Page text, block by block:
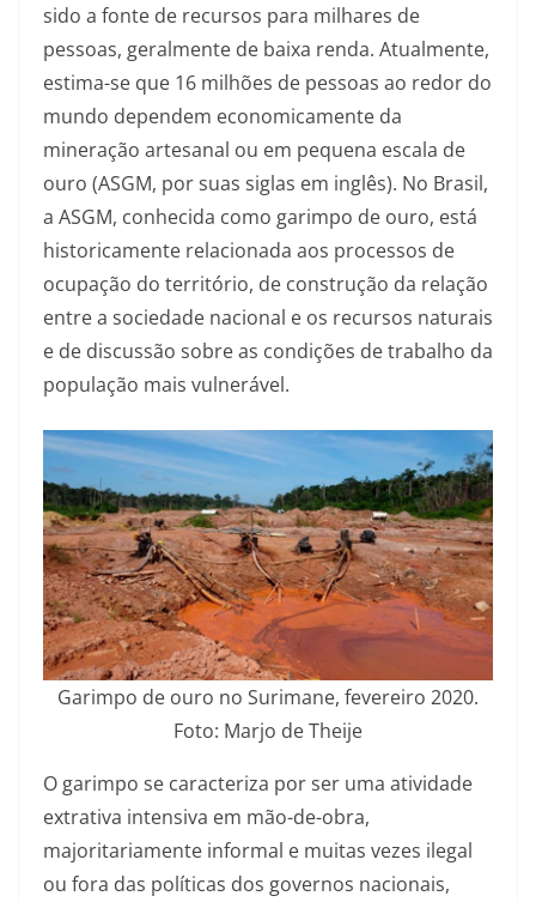
sido a fonte de recursos para milhares de
pessoas, geralmente de baixa renda. Atualmente,
estima-se que 16 milhões de pessoas ao redor do
mundo dependem economicamente da
mineração artesanal ou em pequena escala de
ouro (ASGM, por suas siglas em inglês). No Brasil,
a ASGM, conhecida como garimpo de ouro, está
historicamente relacionada aos processos de
ocupação do território, de construção da relação
entre a sociedade nacional e os recursos naturais
e de discussão sobre as condições de trabalho da
população mais vulnerável.
Garimpo de ouro no Surimane, fevereiro 2020.
Foto: Marjo de Theije
O garimpo se caracteriza por ser uma atividade
extrativa intensiva em mão-de-obra,
majoritariamente informal e muitas vezes ilegal
ou fora das políticas dos governos nacionais,